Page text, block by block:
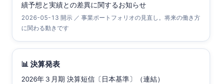
績予想と実績との差異に関するお知らせ
2026-05-13 開示 ／ 事業ポートフォリオの見直し。将来の働き方
に関わる動きです
📊 決算発表
2026年３月期 決算短信〔日本基準〕（連結）